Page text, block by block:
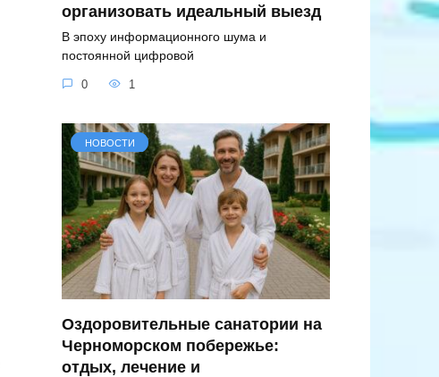
организовать идеальный выезд
В эпоху информационного шума и
постоянной цифровой
0 1
НОВОСТИ
Оздоровительные санатории на
Черноморском побережье:
отдых, лечение и